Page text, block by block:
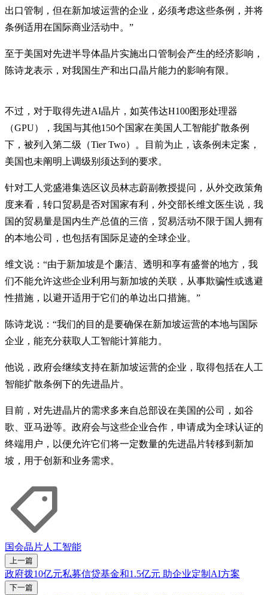
出口管制，但在新加坡运营的企业，必须考虑这些条例，并将
条例适用在国际商业活动中。”
至于美国对先进半导体晶片实施出口管制会产生的经济影响，
陈诗龙表示，对我国生产和出口晶片能力的影响有限。
不过，对于取得先进AI晶片，如英伟达H100图形处理器
（GPU），我国与其他150个国家在美国人工智能扩散条例
下，被列入第二级（Tier Two）。目前为止，该条例未定案，
美国也未阐明上调级别须达到的要求。
针对工人党盛港集选区议员林志蔚副教授提问，从外交政策角
度来看，转口贸易是否对国家有利，外交部长维文医生说，我
国的贸易量是国内生产总值的三倍，贸易活动不限于国人拥有
的本地公司，也包括有国际足迹的全球企业。
维文说：“由于新加坡是个廉洁、透明和享有盛誉的地方，我
们不能允许这些企业利用与新加坡的关联，从事欺骗性或逃避
性措施，以避开适用于它们的单边出口措施。”
陈诗龙说：“我们的目的是要确保在新加坡运营的本地与国际
企业，能充分获取人工智能计算能力。
他说，政府会继续支持在新加坡运营的企业，取得包括在人工
智能扩散条例下的先进晶片。
目前，对先进晶片的需求多来自总部设在美国的公司，如谷
歌、亚马逊等。政府会与这些企业合作，申请成为全球认证的
终端用户，以便允许它们将一定数量的先进晶片转移到新加
坡，用于创新和业务需求。
国会晶片人工智能
上一篇
政府拨10亿元私募信贷基金和1.5亿元 助企业定制AI方案
下一篇